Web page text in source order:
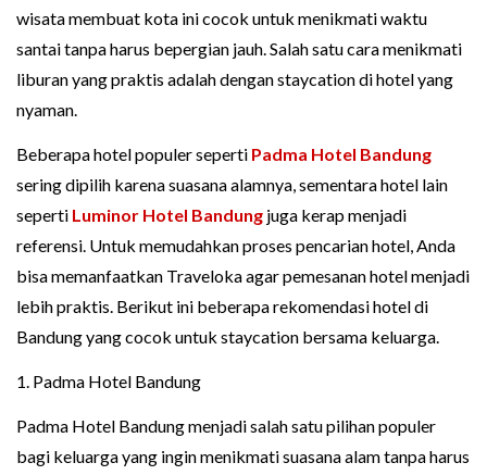
wisata membuat kota ini cocok untuk menikmati waktu
santai tanpa harus bepergian jauh. Salah satu cara menikmati
liburan yang praktis adalah dengan staycation di hotel yang
nyaman.
Beberapa hotel populer seperti Padma Hotel Bandung
sering dipilih karena suasana alamnya, sementara hotel lain
seperti Luminor Hotel Bandung juga kerap menjadi
referensi. Untuk memudahkan proses pencarian hotel, Anda
bisa memanfaatkan Traveloka agar pemesanan hotel menjadi
lebih praktis. Berikut ini beberapa rekomendasi hotel di
Bandung yang cocok untuk staycation bersama keluarga.
1. Padma Hotel Bandung
Padma Hotel Bandung menjadi salah satu pilihan populer
bagi keluarga yang ingin menikmati suasana alam tanpa harus